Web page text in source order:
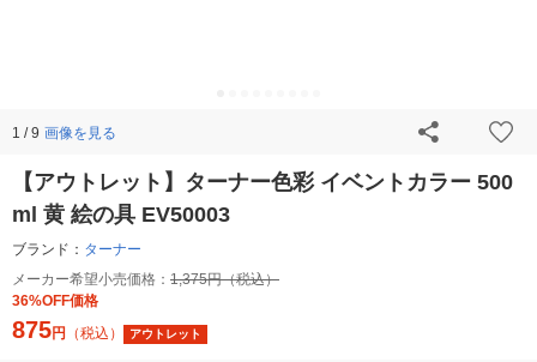
1 / 9 画像を見る
【アウトレット】ターナー色彩 イベントカラー 500
ml 黄 絵の具 EV50003
ブランド： ターナー
メーカー希望小売価格： 1,375円（税込）
36%OFF価格
875円 （税込） アウトレット